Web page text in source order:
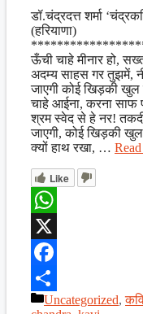
Share
डॉ.चंद्रदत्त शर्मा
(हरियाणा)
ऊँची चाहे मीनार हो,
अदम्य साहस गर तुझमें,
जाएगी कोई खिड़की खुल
चाहे आईना, करना साफ
श्रम स्वेद से हे नर!
जाएगी, कोई खिड़की
क्यों हाथ रखा, …
Like
WhatsApp
X
Facebook
Share
Categories
Uncategorized,